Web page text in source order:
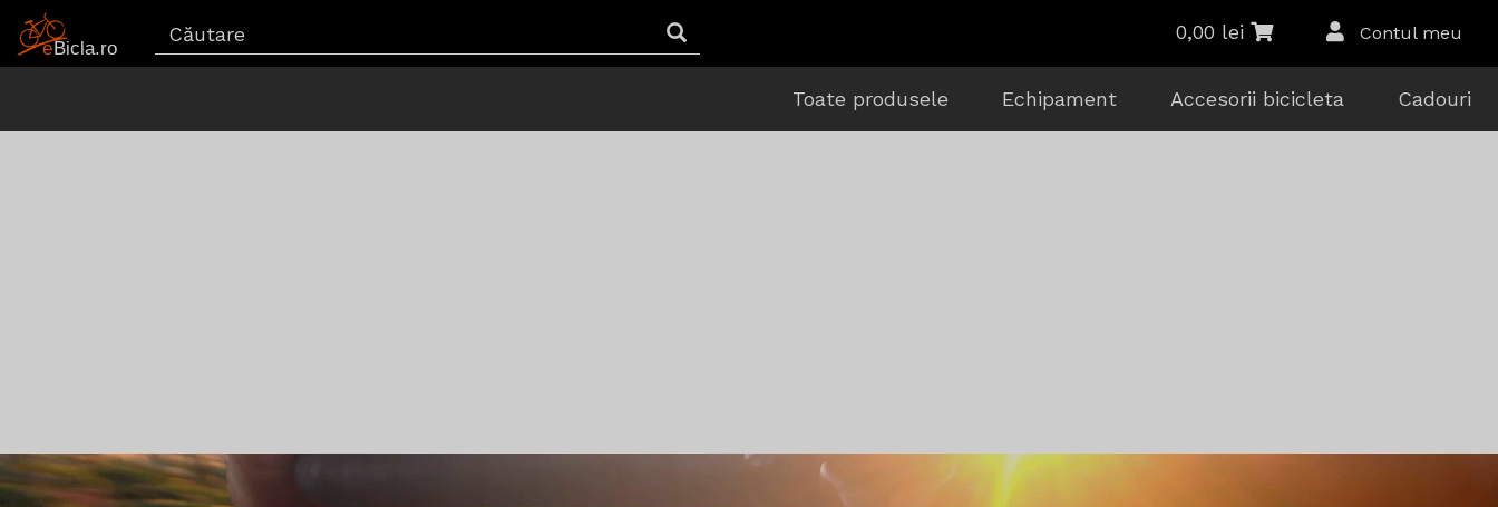
0,00 lei Contul meu
Toate produsele Echipament Accesorii bicicleta Cadouri